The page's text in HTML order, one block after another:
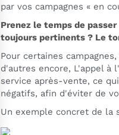
par vos campagnes « en
Prenez le temps de
toujours pertinents ? Le
Pour certaines
d'autres encore, L'appel à
service après-vente, ce
négatifs, afin d'éviter de
Un exemple concret de la